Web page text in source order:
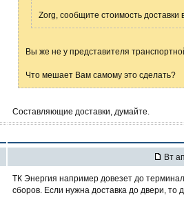
Zorg, сообщите стоимость доставки
Вы же не у представителя
Что мешает Вам самому это сделать?
Составляющие доставки, думайте.
Вт
ТК Энергия например довезет до
сборов. Если нужна доставка до двери, то